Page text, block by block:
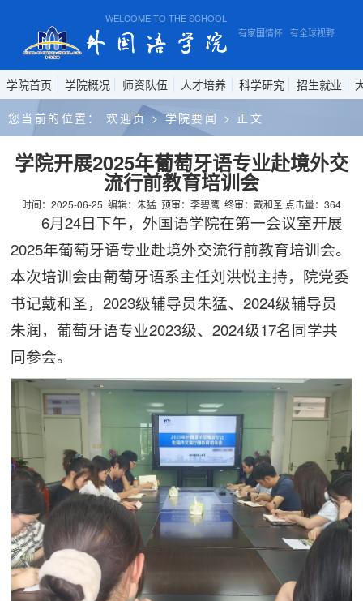
WELCOME TO THE SCHOOL OF FOREIGN STUDIES, ANHUI
有家国情怀 有全球视野 有专
学院首页 学院概况 师资队伍 人才培养 科学研究 招生就业
您当前的位置： 欢迎页 > 学院要闻 > 正文
学院开展2025年葡萄牙语专业赴境外交
流行前教育培训会
时间：2025-06-25 编辑：朱猛 预审：李碧鹰 终审：戴和圣 点击量： 364
6月24日下午，外国语学院在第一会议室开展
2025年葡萄牙语专业赴境外交流行前教育培训会。
本次培训会由葡萄牙语系主任刘洪悦主持，院党委
书记戴和圣，2023级辅导员朱猛、2024级辅导员
朱润，葡萄牙语专业2023级、2024级17名同学共
同参会。